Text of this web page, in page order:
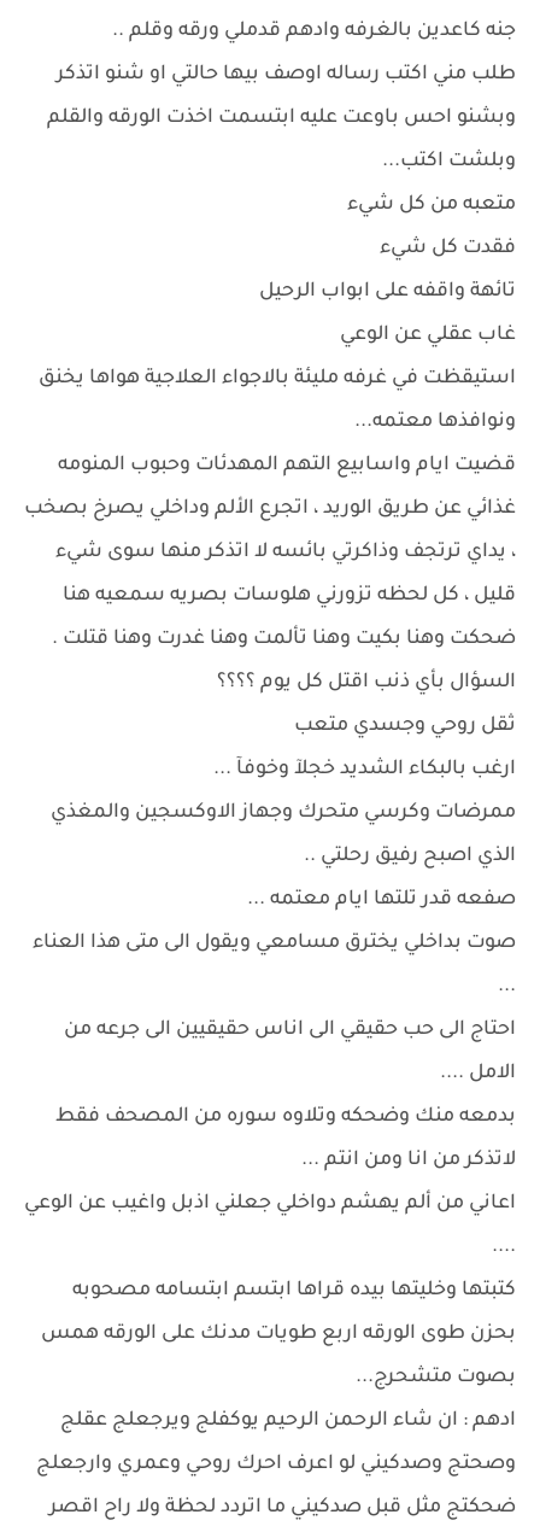
جنه كاعدين بالغرفه وادهم قدملي ورقه وقلم ..
طلب مني اكتب رساله اوصف بيها حالتي او شنو اتذكر
وبشنو احس باوعت عليه ابتسمت اخذت الورقه والقلم
وبلشت اكتب...
متعبه من كل شيء
فقدت كل شيء
تائهة واقفه على ابواب الرحيل
غاب عقلي عن الوعي
استيقظت في غرفه مليئة بالاجواء العلاجية هواها يخنق
ونوافذها معتمه...
قضيت ايام واسابيع التهم المهدئات وحبوب المنومه
غذائي عن طريق الوريد ، اتجرع الألم وداخلي يصرخ بصخب
، يداي ترتجف وذاكرتي بائسه لا اتذكر منها سوى شيء
قليل ، كل لحظه تزورني هلوسات بصريه سمعيه هنا
ضحكت وهنا بكيت وهنا تألمت وهنا غدرت وهنا قتلت .
السؤال بأي ذنب اقتل كل يوم ؟؟؟؟
ثقل روحي وجسدي متعب
ارغب بالبكاء الشديد خجلآ وخوفآ ...
ممرضات وكرسي متحرك وجهاز الاوكسجين والمغذي
الذي اصبح رفيق رحلتي ..
صفعه قدر تلتها ايام معتمه ...
صوت بداخلي يخترق مسامعي ويقول الى متى هذا العناء
...
احتاج الى حب حقيقي الى اناس حقيقيين الى جرعه من
الامل ....
بدمعه منك وضحكه وتلاوه سوره من المصحف فقط
لاتذكر من انا ومن انتم ...
اعاني من ألم يهشم دواخلي جعلني اذبل واغيب عن الوعي
....
كتبتها وخليتها بيده قراها ابتسم ابتسامه مصحوبه
بحزن طوى الورقه اربع طويات مدنك على الورقه همس
بصوت متشحرج...
ادهم : ان شاء الرحمن الرحيم يوكفلج ويرجعلج عقلج
وصحتج وصدكيني لو اعرف احرك روحي وعمري وارجعلج
ضحكتج مثل قبل صدكيني ما اتردد لحظة ولا راح اقصر